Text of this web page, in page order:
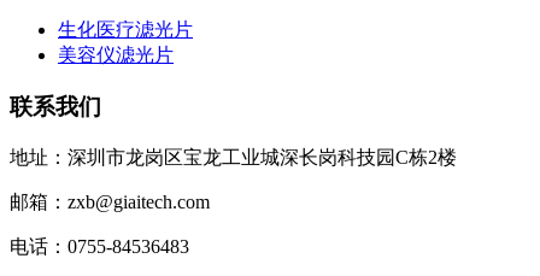
生化医疗滤光片
美容仪滤光片
联系我们
地址：深圳市龙岗区宝龙工业城深长岗科技园C栋2楼
邮箱：zxb@giaitech.com
电话：0755-84536483